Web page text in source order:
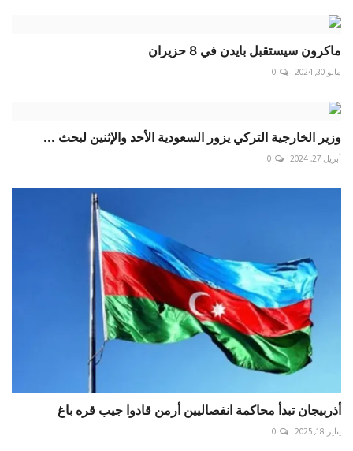
ماكرون سيستقبل بايدن في 8 حزيران
مايو 30, 2024 0
وزير الخارجية التركي يزور السعودية الأحد والإثنين لبحث ...
أبريل 27, 2024 0
أذربيجان تبدأ محاكمة انفصاليين أرمن قادوا جيب قره باغ
يناير 18, 2025 0